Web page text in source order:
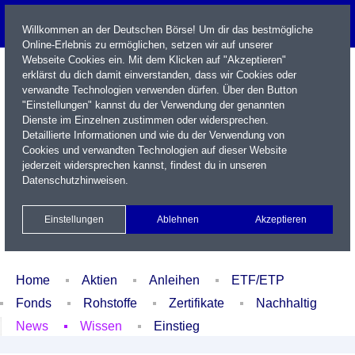
Name / WKN / ISIN / Kürzel
Xetra Realtime
Watchlist Portfolio Login
Home Aktien Anleihen
ETF/ETP
Fonds
Rohstoffe Zertifikate
Nachhaltig
News
Wissen Einstieg
Willkommen an der Deutschen Börse! Um dir das bestmögliche
Online-Erlebnis zu ermöglichen, setzen wir auf unserer
Webseite Cookies ein. Mit dem Klicken auf "Akzeptieren"
erklärst du dich damit einverstanden, dass wir Cookies oder
verwandte Technologien verwenden dürfen. Über den Button
"Einstellungen" kannst du der Verwendung der genannten
Dienste im Einzelnen zustimmen oder widersprechen.
Detaillierte Informationen und wie du der Verwendung von
Cookies und verwandten Technologien auf dieser Website
jederzeit widersprechen kannst, findest du in unseren
Datenschutzhinweisen.
Einstellungen Ablehnen Akzeptieren